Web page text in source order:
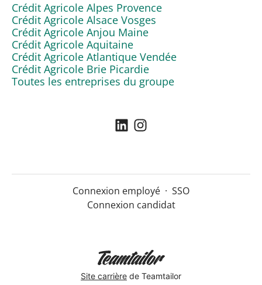
Crédit Agricole Alpes Provence
Crédit Agricole Alsace Vosges
Crédit Agricole Anjou Maine
Crédit Agricole Aquitaine
Crédit Agricole Atlantique Vendée
Crédit Agricole Brie Picardie
Toutes les entreprises du groupe
Connexion employé · SSO
Connexion candidat
Site carrière de Teamtailor